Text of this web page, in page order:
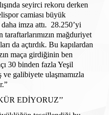
seyirci rekoru derken
camiası büyük
imza attı.  28.250’yi
taraftarlarımızın mağduriyet
da açtırdık. Bu kapılardan
maça girdiğinin ben
30 binden fazla Yeşil
ve galibiyete ulaşmamızla
EDİYORUZ’’